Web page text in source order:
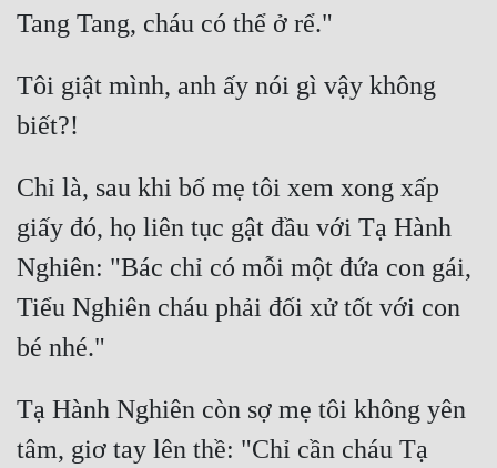
Đam Mỹ
Đẹp
Đẹp Hiệp
Tính Cách Nhân Vật :
Cơ Trí
Điềm Đạm
Tôi giật mình, anh ấy nói gì vậy không
Chỉ là, sau khi bố mẹ tôi xem xong xấp
giấy đó, họ liên tục gật đầu với Tạ Hành
Nghiên: "Bác chỉ có mỗi một đứa con gái,
Tiểu Nghiên cháu phải đối xử tốt với con
Tạ Hành Nghiên còn sợ mẹ tôi không yên
tâm, giơ tay lên thề: "Chỉ cần cháu Tạ